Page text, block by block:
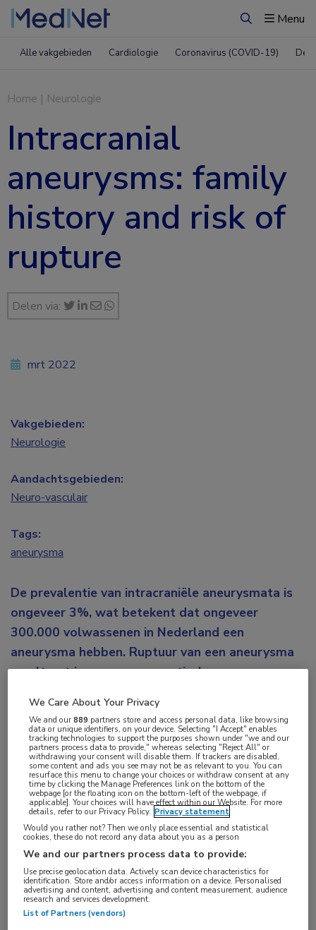
ZoekenMenu
Alle vakgebieden Cardiologie Coronavirus (COVID-19)
Home | Neurologie
Intracranial
aneurysms: family
history and risk of
rupture
Delen via:
De prevalentie van intracraniële aneurysmata is
ongeveer 3%, wat betekent dat ongeveer
300.000 volwassenen in Nederland een
aneurysma hebben. Ruptuur van een aneurysma
resulteert in een aneurysmatische
hoge morbiditeit en mortaliteit, waarbij ongeveer
een derde van de mensen overlijdt aan de
gevolgen ervan. Charlotte Zuurbier wijdde haar
proefschrift aan familiaire intracraniële
aneurysmata. Zij promoveerde aan de Universiteit
van Utrecht.
De belangrijkste groep personen met een sterk
verhoogd risico op een aSAB zijn degenen die
familieleden hebben die al eerder een aSAB hebben
gehad. Bij personen met een positieve
familieanamnese voor aSAB komen intracraniële
mrt 2022
Vakgebieden:
Neurologie
Aandachtsgebieden:
Neuro-vasculair
Tags:
aneurysma
We Care About Your Privacy
We and our889 partners store and access personal data, like browsing
data or unique identifiers, on your device. Selecting "I Accept" enables
tracking technologies to support the purposes shown under "we and our
partners process data to provide," whereas selecting "Reject All" or
withdrawing your consent will disable them. If trackers are disabled,
some content and ads you see may not be as relevant to you. You can
resurface this menu to change your choices or withdraw consent at any
time by clicking the Manage Preferences link on the bottom of the
webpage [or the floating icon on the bottom-left of the webpage, if
applicable]. Your choices will have effect within our Website. For more
details, refer to our Privacy Policy. Privacy statement
Would you rather not? Then we only place essential and statistical
cookies, these do not record any data about you as a person
We and our partners process data to provide:
Use precise geolocation data. Actively scan device characteristics for
identification. Store and/or access information on a device. Personalised
advertising and content, advertising and content measurement, audience
research and services development.
List of Partners (vendors)